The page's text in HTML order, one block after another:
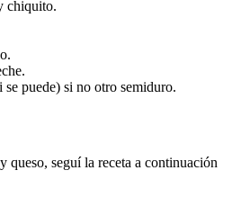
chiquito.
se puede) si no otro semiduro.
queso, seguí la receta a continuación